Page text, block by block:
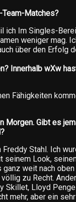
Team-Matches?
ich Im Singles-
weniger mag.
über den Erfolg
Innerhalb wXw
Fähigkeiten
Morgen. Gibt es
Freddy Stahl. Ich
seinem Look,
weit nach
zu Recht.
Lloyd
mehr, aber ein